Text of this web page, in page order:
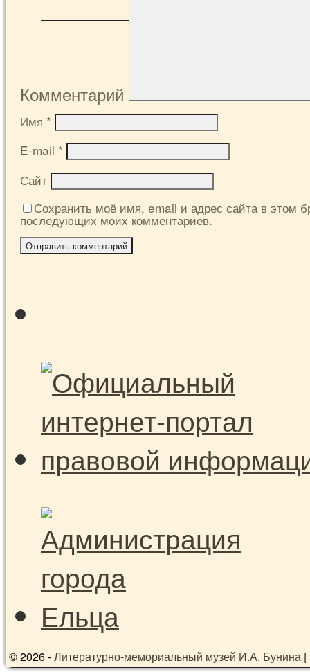
Комментарий
Имя *
E-mail *
Сайт
Сохранить моё имя, email и адрес сайта в этом
последующих моих комментариев.
© 2026 -Литературно-мемориальный музей И.А. Бунина |